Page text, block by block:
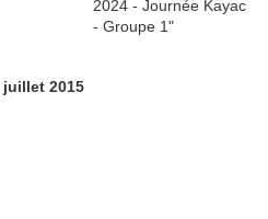
Stage de tennis au mois de juillet 2015